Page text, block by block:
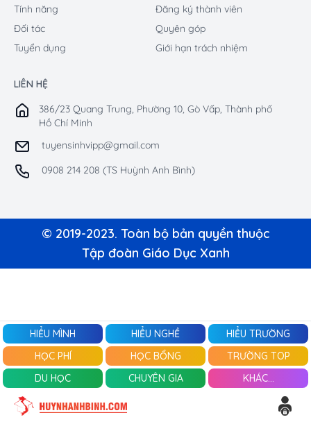
HIỂU MÌNH HIỂU NGHỀ
HIỂU TRƯỜNG
HỌC PHÍ
HỌC BỔNG
TRƯỜNG TOP
DU HỌC
CHUYÊN GIA KHÁC...
Tính năng
Đối tác
Tuyển dụng
Đăng ký thành viên
Quyên góp
Giới hạn trách nhiệm
LIÊN HỆ
386/23 Quang Trung, Phường 10, Gò Vấp, Thành phố
Hồ Chí Minh
tuyensinhvipp@gmail.com
0908 214 208 (TS Huỳnh Anh Bình)
© 2019-2023. Toàn bộ bản quyền thuộc
Tập đoàn Giáo Dục Xanh